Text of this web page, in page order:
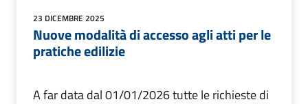
23 DICEMBRE 2025
Nuove modalità di accesso agli atti per le
pratiche edilizie
A far data dal 01/01/2026 tutte le richieste di